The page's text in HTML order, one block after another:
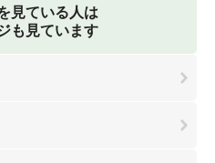
見ている人は
も見ています